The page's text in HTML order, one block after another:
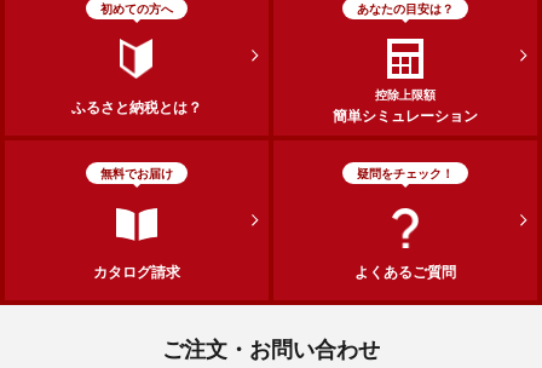
初めての方へ
ふるさと納税とは？
あなたの目安は？
控除上限額
簡単シミュレーション
無料でお届け
カタログ請求
疑問をチェック！
よくあるご質問
ご注文・お問い合わせ